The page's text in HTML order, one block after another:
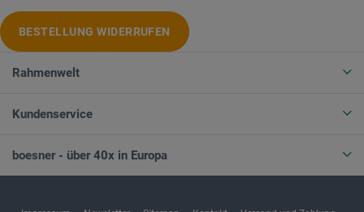
BESTELLUNG WIDERRUFEN
Rahmenwelt
Kundenservice
boesner - über 40x in Europa